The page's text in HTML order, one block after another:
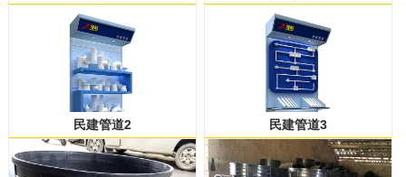
民建管道2 民建管道3